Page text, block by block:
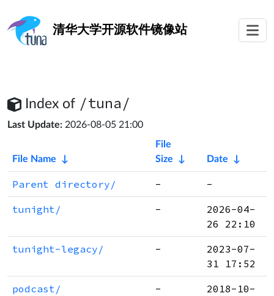
清华大学开源软件镜像站
Index of /tuna/
Last Update: 2026-08-05 21:00
File Name ↓
File
Size
↓ Date ↓
Parent directory/ - -
tunight/ -
2026-04-
26 22:10
tunight-legacy/ -
2023-07-
31 17:52
podcast/ -
2018-10-